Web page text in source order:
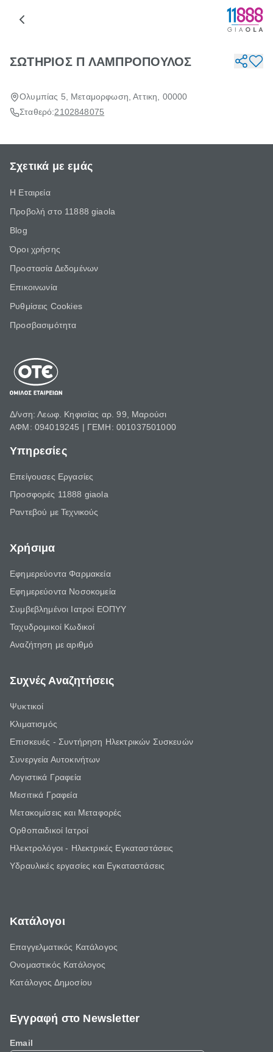
ΣΩΤΗΡΙΟΣ Π ΛΑΜΠΡΟΠΟΥΛΟΣ
Ολυμπίας 5, Μεταμορφωση, Αττικη, 00000
Σταθερό:2102848075
Σχετικά με εμάς
Η Εταιρεία
Προβολή στο 11888 giaola
Blog
Όροι χρήσης
Προστασία Δεδομένων
Επικοινωνία
Ρυθμίσεις Cookies
Προσβασιμότητα
Δ/νση: Λεωφ. Κηφισίας αρ. 99, Μαρούσι
ΑΦΜ: 094019245 | ΓΕΜΗ: 001037501000
Υπηρεσίες
Επείγουσες Εργασίες
Προσφορές 11888 giaola
Ραντεβού με Τεχνικούς
Χρήσιμα
Εφημερεύοντα Φαρμακεία
Εφημερεύοντα Νοσοκομεία
Συμβεβλημένοι Ιατροί ΕΟΠΥΥ
Ταχυδρομικοί Κωδικοί
Αναζήτηση με αριθμό
Συχνές Αναζητήσεις
Ψυκτικοί
Κλιματισμός
Επισκευές - Συντήρηση Ηλεκτρικών Συσκευών
Συνεργεία Αυτοκινήτων
Λογιστικά Γραφεία
Μεσιτικά Γραφεία
Μετακομίσεις και Μεταφορές
Ορθοπαιδικοί Ιατροί
Ηλεκτρολόγοι - Ηλεκτρικές Εγκαταστάσεις
Υδραυλικές εργασίες και Εγκαταστάσεις
Κατάλογοι
Επαγγελματικός Κατάλογος
Ονομαστικός Κατάλογος
Κατάλογος Δημοσίου
Εγγραφή στο Newsletter
Email